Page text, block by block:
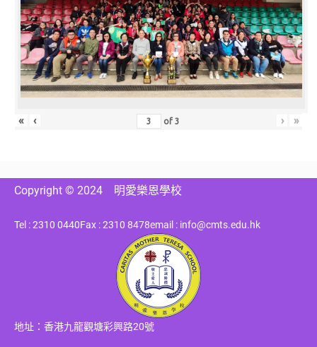
« ‹ of3 › »
Copyright © 2024 明愛樂恩學校
Tel : 2310 0440Fax : 2310 8478email : info@cmts.edu.hk
地址：香港九龍觀塘彩興路20號